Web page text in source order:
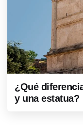
¿Qué
y una estatua?